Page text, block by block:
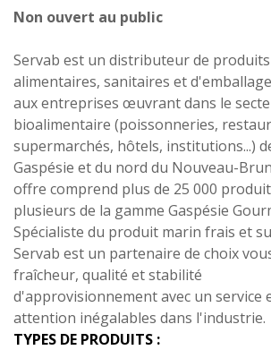
Non ouvert au public
Servab est un distributeur de produits
alimentaires, sanitaires et
aux entreprises œuvrant dans le
bioalimentaire (poissonneries,
supermarchés, hôtels, institutions...)
Gaspésie et du nord du Nouveau-
offre comprend plus de 25 000
plusieurs de la gamme Gaspésie
Spécialiste du produit marin frais et
Servab est un partenaire de choix
fraîcheur, qualité et stabilité
d'approvisionnement avec un service
attention inégalables dans l'industrie.
TYPES DE PRODUITS :